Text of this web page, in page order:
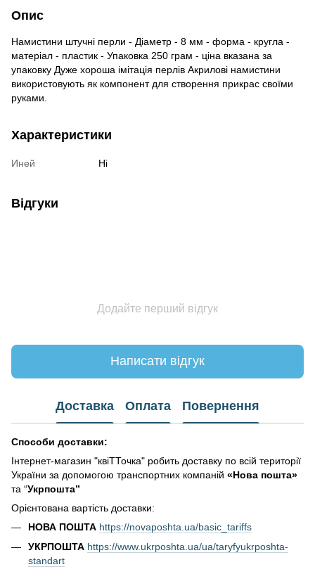
Опис
Намистини штучні перли - Діаметр - 8 мм - форма - кругла -
матеріал - пластик - Упаковка 250 грам - ціна вказана за
упаковку Дуже хороша імітація перлів Акрилові намистини
використовують як компонент для створення прикрас своїми
руками.
Характеристики
Иней Ні
Відгуки
Додайте перший відгук
Написати відгук
Доставка Оплата Повернення
Способи доставки:
Інтернет-магазин "квіТТочка" робить доставку по всій території
України за допомогою транспортних компаній «Нова пошта»
та “Укрпошта”
Орієнтована вартість доставки:
НОВА ПОШТА https://novaposhta.ua/basic_tariffs
УКРПОШТА https://www.ukrposhta.ua/ua/taryfyukrposhta-
standart